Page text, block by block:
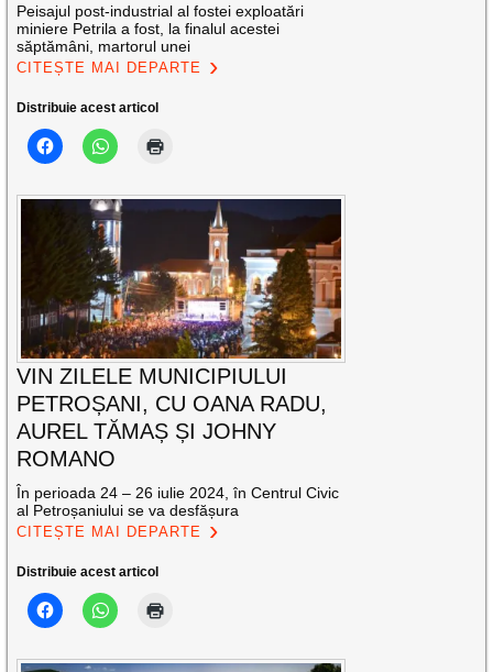
Peisajul post-industrial al fostei exploatări
miniere Petrila a fost, la finalul acestei
săptămâni, martorul unei
CITEȘTE MAI DEPARTE
Distribuie acest articol
VIN ZILELE MUNICIPIULUI
PETROȘANI, CU OANA RADU,
AUREL TĂMAȘ ȘI JOHNY
ROMANO
În perioada 24 – 26 iulie 2024, în Centrul Civic
al Petroșaniului se va desfășura
CITEȘTE MAI DEPARTE
Distribuie acest articol